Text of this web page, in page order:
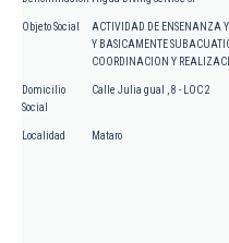
Objeto Social
ACTIVIDAD DE ENSENANZA
Y BASICAMENTE
COORDINACION Y
Domicilio
Social
Calle Julia gual , 8 - LOC 2
Localidad Mataro